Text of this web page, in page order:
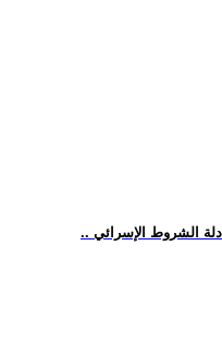
الشروط الإسرائي